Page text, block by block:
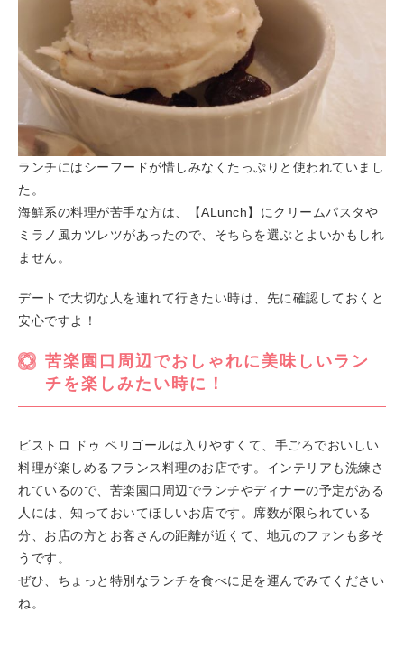
ランチにはシーフードが惜しみなくたっぷりと使われていまし
た。
海鮮系の料理が苦手な方は、【ALunch】にクリームパスタや
ミラノ風カツレツがあったので、そちらを選ぶとよいかもしれ
ません。
デートで大切な人を連れて行きたい時は、先に確認しておくと
安心ですよ！
苦楽園口周辺でおしゃれに美味しいラン
チを楽しみたい時に！
ビストロ ドゥ ペリゴールは入りやすくて、手ごろでおいしい
料理が楽しめるフランス料理のお店です。インテリアも洗練さ
れているので、苦楽園口周辺でランチやディナーの予定がある
人には、知っておいてほしいお店です。席数が限られている
分、お店の方とお客さんの距離が近くて、地元のファンも多そ
うです。
ぜひ、ちょっと特別なランチを食べに足を運んでみてください
ね。